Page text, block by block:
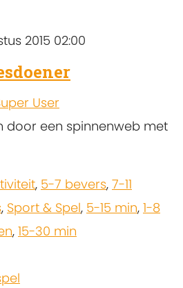
2015 02:00
User
door een spinnenweb met
, 5-7 bevers, 7-11
, Sport & Spel, 5-15 min, 1-8
, 15-30 min